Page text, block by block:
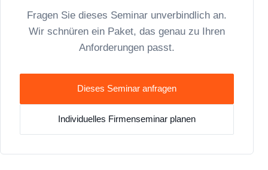
Fragen Sie dieses Seminar unverbindlich an.
Wir schnüren ein Paket, das genau zu Ihren
Anforderungen passt.
Dieses Seminar anfragen
Individuelles Firmenseminar planen